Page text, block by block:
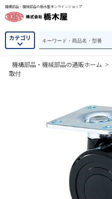
機構部品・機械部品の栃木屋オンラインショップ
カテゴリ
機構部品・機械部品の通販ホーム >
取付